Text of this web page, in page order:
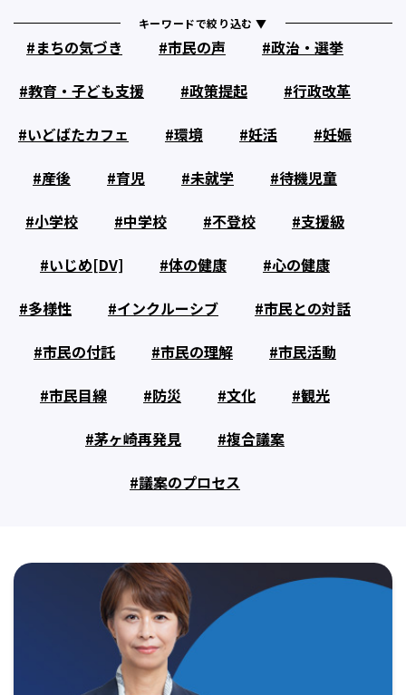
キーワードで絞り込む ▼
まちの気づき 市民の声
政治・選挙
教育・子ども支援
政策提起
行政改革
いどばたカフェ
環境 妊活
妊娠
産後
育児 未就学
待機児童
小学校
中学校 不登校
支援級
いじめ[DV]
体の健康
心の健康
多様性
インクルーシブ
市民との対話
市民の付託
市民の理解
市民活動
市民目線
防災 文化
観光
茅ヶ崎再発見
複合議案
議案のプロセス